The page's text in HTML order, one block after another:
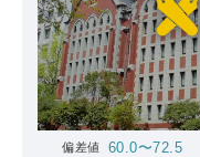
偏差値 60.0〜72.5